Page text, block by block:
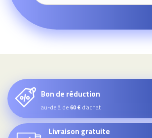
Bon de réduction
au-delà de60 € d’achat
Livraison gratuite